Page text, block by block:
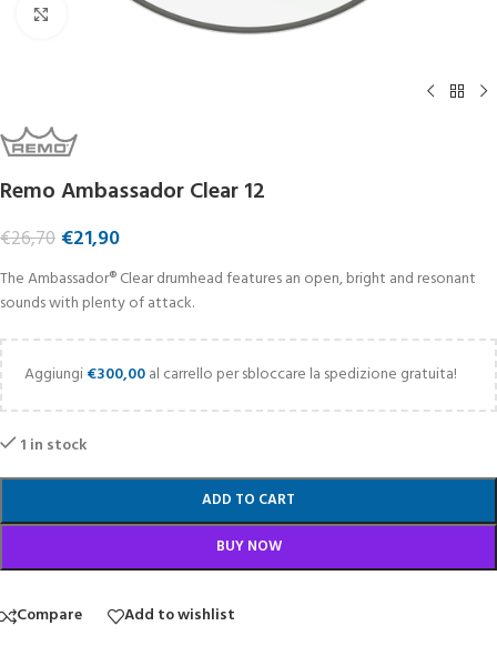
Click to enlarge
Remo Ambassador Clear 12
€26,70 €21,90
The Ambassador® Clear drumhead features an open, bright and resonant
sounds with plenty of attack.
Aggiungi€300,00al carrello per sbloccare la spedizione gratuita!
1 in stock
ADD TO CART
BUY NOW
Compare Add to wishlist